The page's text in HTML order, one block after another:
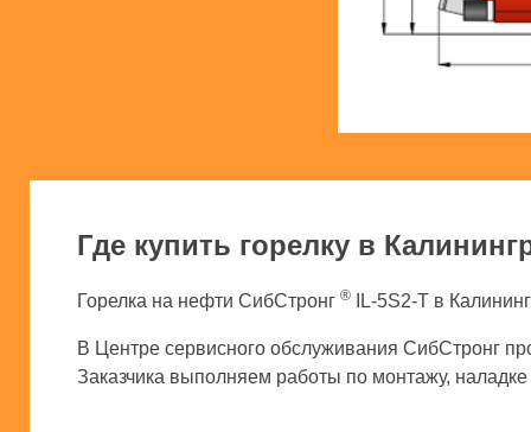
Где купить горелку в
Горелка на нефти СибСтронг ® IL-5S2-T в
В Центре сервисного обслуживания СибСтронг
Заказчика выполняем работы по монтажу, наладке